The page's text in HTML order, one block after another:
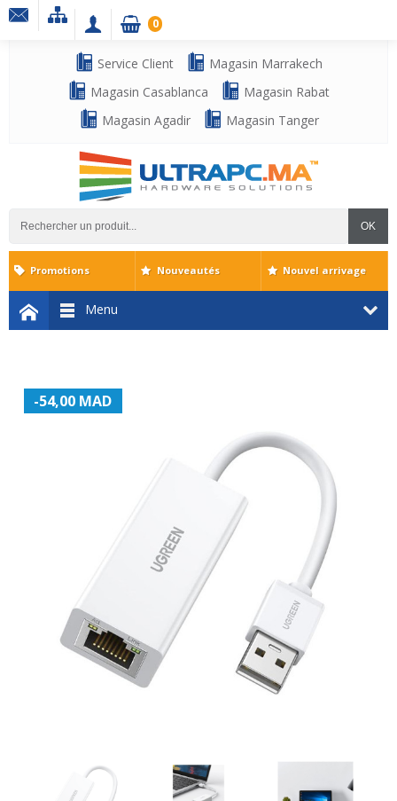
Service Client
Magasin Marrakech
Magasin Casablanca
Magasin Rabat
Magasin Agadir
Magasin Tanger
OK
0
Menu
Promotions Nouveautés Nouvel arrivage
-54,00 MAD